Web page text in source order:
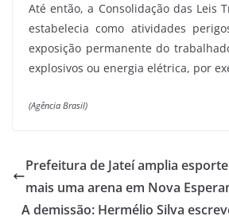
Até então, a Consolidação das Leis
estabelecia como atividades
exposição permanente do
explosivos ou energia elétrica, por
(Agência Brasil)
Prefeitura de Jateí amplia
mais uma arena em Nova
A demissão: Hermélio Silva